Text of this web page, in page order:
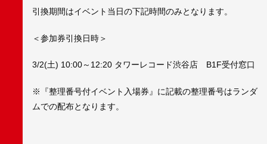
引換期間はイベント当日の下記時間のみとなります。
＜参加券引換日時＞
3/2(土) 10:00～12:20 タワーレコード渋谷店 B1F受付窓口
※『整理番号付イベント入場券』に記載の整理番号はランダ
ムでの配布となります。